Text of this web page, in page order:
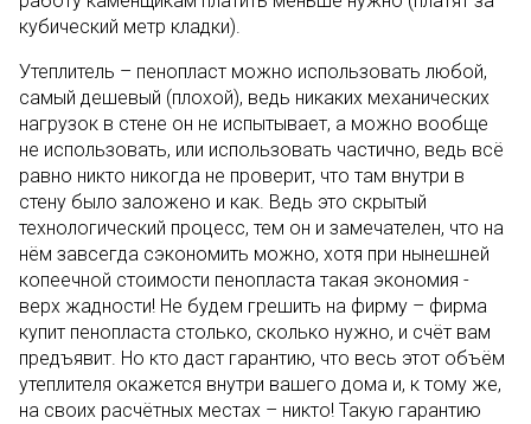
кубический метр кладки).
Утеплитель – пенопласт можно использовать любой,
самый дешевый (плохой), ведь никаких механических
нагрузок в стене он не испытывает, а можно вообще
не использовать, или использовать частично, ведь всё
равно никто никогда не проверит, что там внутри в
стену было заложено и как. Ведь это скрытый
технологический процесс, тем он и замечателен, что на
нём завсегда сэкономить можно, хотя при нынешней
копеечной стоимости пенопласта такая экономия -
верх жадности! Не будем грешить на фирму – фирма
купит пенопласта столько, сколько нужно, и счёт вам
предъявит. Но кто даст гарантию, что весь этот объём
утеплителя окажется внутри вашего дома и, к тому же,
на своих расчётных местах – никто! Такую гарантию